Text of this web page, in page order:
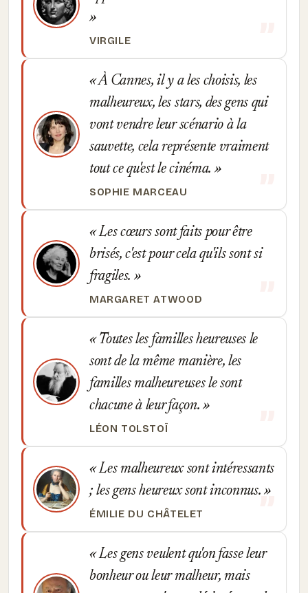
VIRGILE
À Cannes, il y a les choisis, les
malheureux, les stars, des gens qui
vont vendre leur scénario à la
sauvette, cela représente vraiment
tout ce qu'est le cinéma.
SOPHIE MARCEAU
Les cœurs sont faits pour être
brisés, c'est pour cela qu'ils sont si
fragiles.
MARGARET ATWOOD
Toutes les familles heureuses le
sont de la même manière, les
familles malheureuses le sont
chacune à leur façon.
LÉON TOLSTOÏ
Les malheureux sont intéressants
; les gens heureux sont inconnus.
ÉMILIE DU CHÂTELET
Les gens veulent qu'on fasse leur
bonheur ou leur malheur, mais